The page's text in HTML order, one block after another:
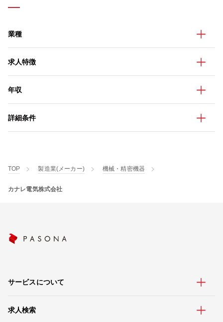
業種
求人特徴
年収
詳細条件
TOP 製造業(メーカー) 機械・精密機器
カナレ電気株式会社
サービスについて
求人検索